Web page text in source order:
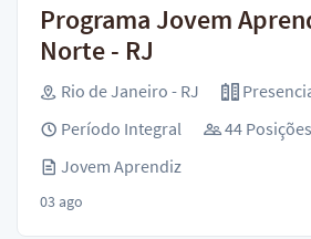
Programa Jovem
Norte - RJ
Rio de Janeiro - RJ
Período Integral
44 Posições
Jovem Aprendiz
03 ago